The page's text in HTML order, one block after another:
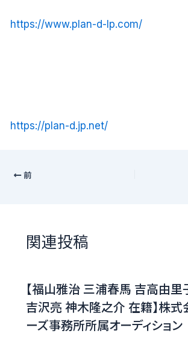
https://www.plan-d-lp.com/
https://plan-d.jp.net/
前
関連投稿
【福山雅治 三浦春馬 吉高由里
吉沢亮 神木隆之介 在籍】株式
ーズ事務所所属オーディション